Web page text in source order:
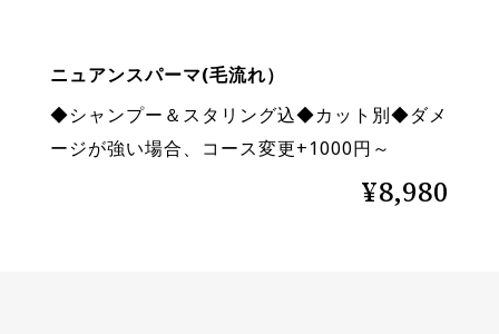
ニュアンスパーマ(毛流れ）
◆シャンプー＆スタリング込◆カット別◆ダメ
ージが強い場合、コース変更+1000円～
¥8,980